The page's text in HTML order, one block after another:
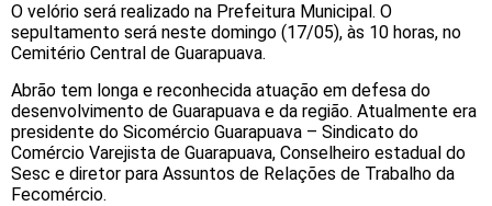
O velório será realizado na Prefeitura Municipal. O
sepultamento será neste domingo (17/05), às 10 horas, no
Cemitério Central de Guarapuava.
Abrão tem longa e reconhecida atuação em defesa do
desenvolvimento de Guarapuava e da região. Atualmente era
presidente do Sicomércio Guarapuava – Sindicato do
Comércio Varejista de Guarapuava, Conselheiro estadual do
Sesc e diretor para Assuntos de Relações de Trabalho da
Fecomércio.